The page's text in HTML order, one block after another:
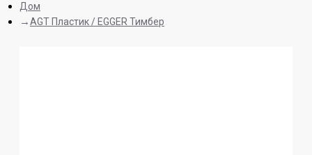
Дом
AGT Пластик / EGGER Тимбер